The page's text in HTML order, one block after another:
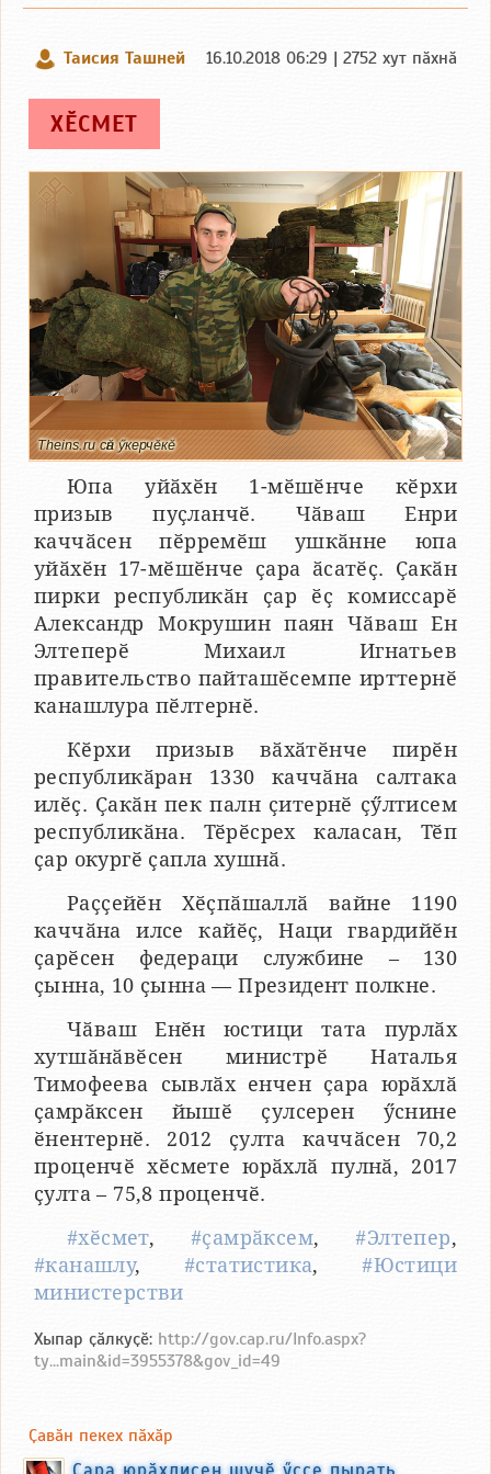
Таисия Ташней 16.10.2018 06:29 | 2752 хут пӑхнӑ
ХӖСМЕТ
Theins.ru сӑн ӳкерчӗкӗ
Юпа уйӑхӗн 1-мӗшӗнче кӗрхи
призыв пуҫланчӗ. Чӑваш Енри
каччӑсен пӗрремӗш ушкӑнне юпа
уйӑхӗн 17-мӗшӗнче ҫара ӑсатӗҫ. Ҫакӑн
пирки республикӑн ҫар ӗҫ комиссарӗ
Александр Мокрушин паян Чӑваш Ен
Элтеперӗ Михаил Игнатьев
правительство пайташӗсемпе ирттернӗ
канашлура пӗлтернӗ.
Кӗрхи призыв вӑхӑтӗнче пирӗн
республикӑран 1330 каччӑна салтака
илӗҫ. Ҫакӑн пек палн ҫитернӗ ҫӳлтисем
республикӑна. Тӗрӗсрех каласан, Тӗп
ҫар окургӗ ҫапла хушнӑ.
Раҫҫейӗн Хӗҫпӑшаллӑ вайне 1190
каччӑна илсе кайӗҫ, Наци гвардийӗн
ҫарӗсен федераци службине – 130
ҫынна, 10 ҫынна — Президент полкне.
Чӑваш Енӗн юстици тата пурлӑх
хутшӑнӑвӗсен министрӗ Наталья
Тимофеева сывлӑх енчен ҫара юрӑхлӑ
ҫамрӑксен йышӗ ҫулсерен ӳснине
ӗнентернӗ. 2012 ҫулта каччӑсен 70,2
проценчӗ хӗсмете юрӑхлӑ пулнӑ, 2017
ҫулта – 75,8 проценчӗ.
#хӗсмет,#ҫамрӑксем,#Элтепер,
#канашлу, #статистика,#Юстици
министерстви
Хыпар ҫӑлкуҫӗ: http://gov.cap.ru/Info.aspx?
ty...main&id=3955378&gov_id=49
Ҫавӑн пекех пӑхӑр